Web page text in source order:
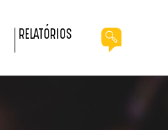
RELATÓRIOS